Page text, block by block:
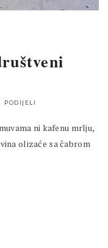
PODIJELI
ni kafenu mrlju,
olizaće sa čabrom